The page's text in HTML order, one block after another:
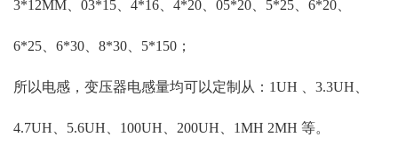
3*12MM、03*15、4*16、4*20、05*20、5*25、6*20、
6*25、6*30、8*30、5*150；
所以电感，变压器电感量均可以定制从：1UH 、3.3UH、
4.7UH、5.6UH、100UH、200UH、1MH 2MH 等。